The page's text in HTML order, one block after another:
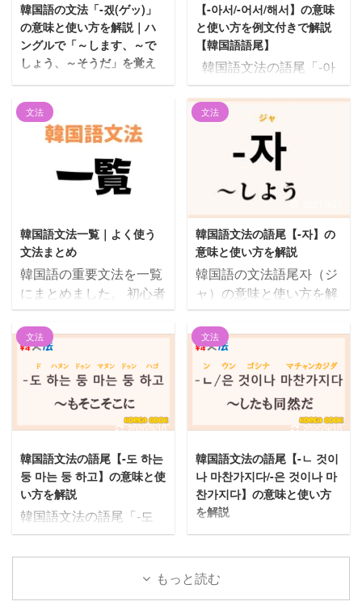
韓国語の文法「-겠(ゲッ)」
の意味と使い方を解説｜ハ
ングルで「～します、～で
しょう、～そうだ」を覚え
悩む人 韓国語の「겠」っ
てどういう意味なの？使
い方がわかるように教え
てほしい。 こんにちは、
じゅにょんです。 今回は
韓国語文法語尾の「겠」
ます。 日常会話でも非常
によく出てくるハングル
文字なので、例文も見な
がら使い方を理解しまし
ょう！ この記事の内容1
「겠」の意味は４つ1.1
意味1：意思や意図を表
す1.2 意味2：近い未来を
表す1.3 意味3：推測を表
す1.4 意味4：意味1～3以
外の意味2 「겠」を使っ
た例文2.1 지금 가면 낮에
도착하겠어요.2.2 언젠가
연락 오겠지. ...
【-아서/-어서/해서】の意味
と使い方を例文付きで解説
【韓国語語尾】
韓国語文法の語尾「-아
서/-어서/-해서」を解説し
ていきます！ 使い方がわ
かる例文も用意していま
す。 それでは一緒に見て
いきましょう！ この記事
の内容1 【-아서/-어서/-해
서】の意味と活用ルール
1.1 意味1.2 活用ルール2
【-아서/-어서/-해서】の
活用例3 【-아서/-어서/-해
서】の使い方がわかる例
文3.1 意味①の例文3.2 意
【-아서/-어서/-해서】の
意味と活用ルール 【-아
서/-어서/-해서】の意味と
活用ルールは下記の通
り。 意味 韓国語文法の
語尾「-아 ...
文法
韓国語文法一覧｜よく使う
文法まとめ
韓国語の重要文法を一覧
にまとめました。 初心者
向けに文法の基本をまと
めた下記もあわせてご参
考ください。 この記事の
内容1 韓国語の敬語1.1
ハムニダ体（韓国語の丁
寧語①）1.2 ヘヨ体（韓
国語の丁寧語②）2 過去
形3 否定形4 尊敬語5 韓
国語の動詞6 韓国語の形
容詞7 韓国語の助詞8 韓
国語の副詞9 韓国語の接
続詞10 韓国語の数詞11
国語の敬語 ハムニダ体
（韓国語の丁寧語①） ハ
文法
韓国語文法の語尾【-자】の
意味と使い方を解説
韓国語の文法語尾자（ジ
ャ）の意味と使い方を解
説します。 意味と使い方
が理解できるようによく
使う例文を用意しました
ので、あわせてご覧くだ
さい。 この記事の内容1
韓国語文法の語尾【-자】
の意味と使い方2 【-자】
を使った例文・フレーズ
2.1 １．사귀자（サグィ
ジャ）2.2 ２．밥 먹자
（パン モッチャ）2.3
ブ ハジャ）2.5 ５．빨
리 자자（パウリ チャジ
文法
2020/9/10
韓国語文法の語尾【-도 하는
둥 마는 둥 하고】の意味と使
い方を解説
韓国語文法の語尾「-도
하는 둥 마는 둥 하고」を
詳しく解説していきま
文法
2020/9/10
韓国語文法の語尾【-ㄴ 것이
나 마찬가지다/-은 것이나 마
찬가지다】の意味と使い方
を解説
韓国語文法の語尾「-ㄴ
것이나 마찬가지다/-은 것
이나 마찬가지다」を詳し
く解説していきます。
もっと読む